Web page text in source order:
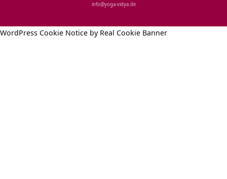
info@yoga‑vidya.de
WordPress Cookie Notice by Real Cookie Banner